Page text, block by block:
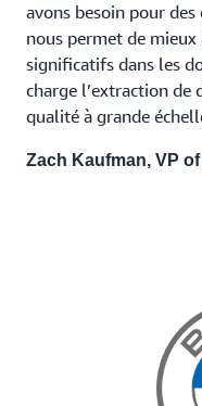
avons besoin pour
nous permet de
significatifs dans les
charge l’extraction de
qualité à grande
Zach Kaufman, VP